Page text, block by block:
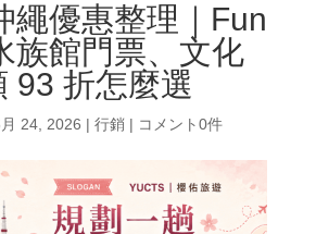
繩優惠整理｜Fun
族館門票、文化
93 折怎麼選
24, 2026 | 行銷| コメント0件